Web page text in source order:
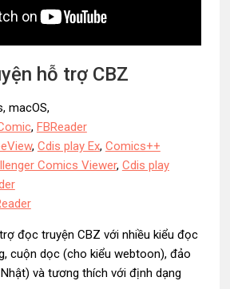
hỗ trợ CBZ
macOS,
, FBReader
, Cdis play Ex, Comics++
Comics Viewer, Cdis play
đọc truyện CBZ với nhiều kiểu đọc
cuộn dọc (cho kiểu webtoon), đảo
và tương thích với định dạng